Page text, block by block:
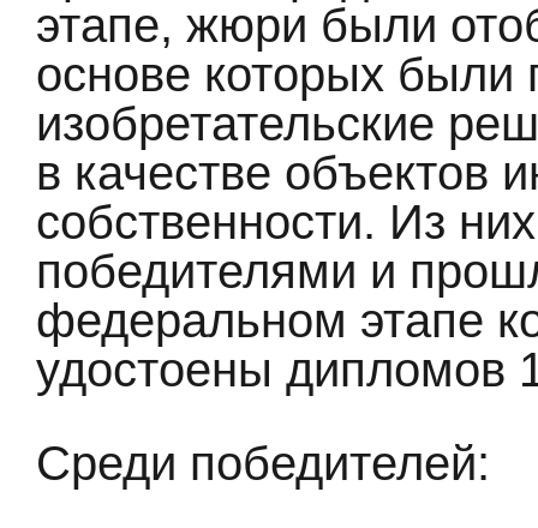
этапе, жюри были
основе которых
изобретательские
в качестве объектов
собственности. Из
победителями и
федеральном этапе
удостоены дипломов
Среди победителей: